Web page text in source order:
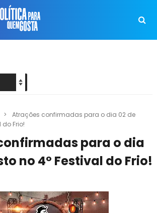
>
Atrações confirmadas para o dia 02 de
Frio!
para o dia
no 4º Festival do Frio!